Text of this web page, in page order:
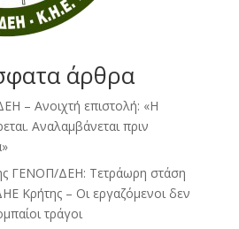
άρθρα
– Ανοιχτή επιστολή: «Η
Αναλαμβάνεται πριν
ΓΕΝΟΠ/ΔΕΗ: Τετράωρη στάση
Κρήτης – Οι εργαζόμενοι δεν
τράγοι